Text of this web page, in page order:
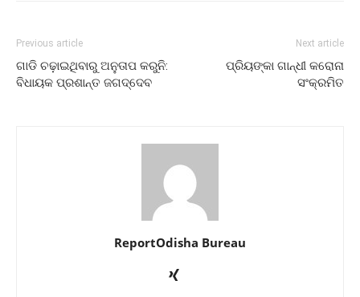
Previous article
ଗାଡି ଚଢ଼ାଇଥିବାରୁ ଅନୁତାପ କରୁନି:
ବିଧାୟକ ପ୍ରଶାନ୍ତ ଜଗଦ୍ଦେବ
Next article
ପ୍ରିୟଙ୍କା ଗାନ୍ଧୀ କରୋନା
ସଂକ୍ରମିତ
ReportOdisha Bureau